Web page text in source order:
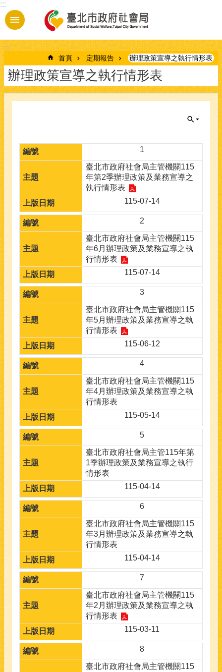
跳到主要內容區塊
:::
:::
首頁 定期報告 辦理政策宣導之執行情形表
辦理政策宣導之執行情形表
1
臺北市政府社會局主管機關115
年第2季辦理政策及業務宣導之
執行情形表
115-07-14
2
臺北市政府社會局主管機關115
年6月辦理政策及業務宣導之執
行情形表
115-07-14
3
臺北市政府社會局主管機關115
年5月辦理政策及業務宣導之執
行情形表
115-06-12
4
臺北市政府社會局主管機關115
年4月辦理政策及業務宣導之執
行情形表
115-05-14
5
臺北市政府社會局主管115年第
1季辦理政策及業務宣導之執行
情形表
115-04-14
6
臺北市政府社會局主管機關115
年3月辦理政策及業務宣導之執
行情形表
115-04-14
7
臺北市政府社會局主管機關115
年2月辦理政策及業務宣導之執
行情形表
115-03-11
8
臺北市政府社會局主管機關115